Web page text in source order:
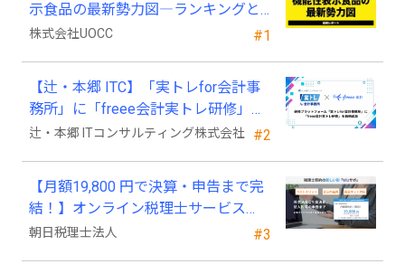
#1
示食品の最新勢力図―ランキングと
2025年4月以降の変化
株式会社UOCC
#2
【辻・本郷 ITC】「実トレfor会計事
務所」に「freee会計実トレ研修」を
新規追加
辻・本郷 ITコンサルティング株式会社
#3
【月額19,800 円で決算・申告まで完
結！】オンライン税理士サービス
「Wiz サポ」
朝日税理士法人